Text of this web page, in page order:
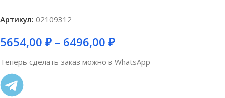
Артикул: 02109312
5654,00 ₽ – 6496,00 ₽
Теперь сделать заказ можно в WhatsApp